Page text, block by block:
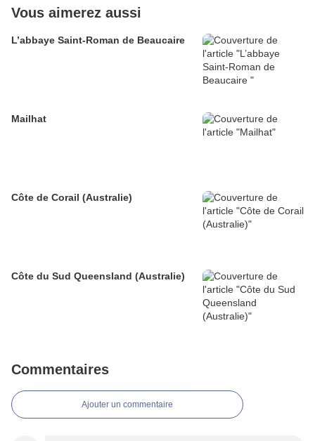
Vous aimerez aussi
L’abbaye Saint-Roman de Beaucaire
Mailhat
Côte de Corail (Australie)
Côte du Sud Queensland (Australie)
Commentaires
Ajouter un commentaire